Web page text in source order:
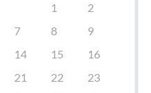
1
2
7 8
9
14 15
16
21 22
23